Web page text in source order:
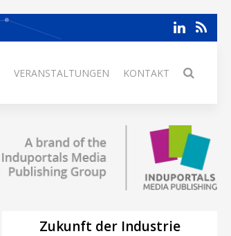
VERANSTALTUNGEN KONTAKT
Zukunft der Industrie